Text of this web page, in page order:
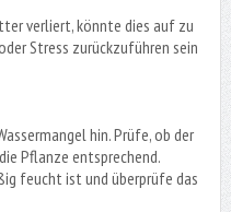
verliert, könnte dies auf zu
Stress zurückzuführen sein
hin. Prüfe, ob der
Pflanze entsprechend.
feucht ist und überprüfe das